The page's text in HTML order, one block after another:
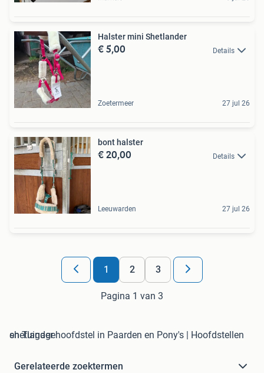
Halster mini Shetlander
€ 5,00 Details
Zoetermeer 27 jul 26
bont halster
€ 20,00 Details
Leeuwarden 27 jul 26
1 2 3
Pagina 1 van 3
shetlander hoofdstel in Paarden en Pony's | Hoofdstellen en Tuigage
Gerelateerde zoektermen